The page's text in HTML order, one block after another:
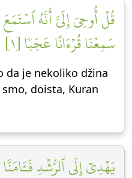
قُلۡ أُوحِيَ إِلَيَّ أَنَّهُ
سَمِعۡنَا قُرۡءَانًا عَجَبٗا [١]
da je nekoliko džina
doista, Kuran
يَهۡدِيٓ إِلَى ٱلرُّشۡدِ